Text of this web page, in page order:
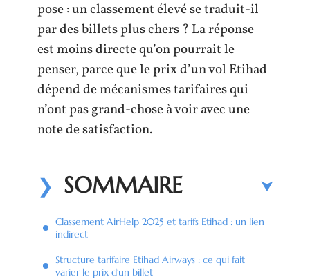
pose : un classement élevé se traduit-il
par des billets plus chers ? La réponse
est moins directe qu’on pourrait le
penser, parce que le prix d’un vol Etihad
dépend de mécanismes tarifaires qui
n’ont pas grand-chose à voir avec une
note de satisfaction.
SOMMAIRE
Classement AirHelp 2025 et tarifs Etihad : un lien
indirect
Structure tarifaire Etihad Airways : ce qui fait
varier le prix d’un billet